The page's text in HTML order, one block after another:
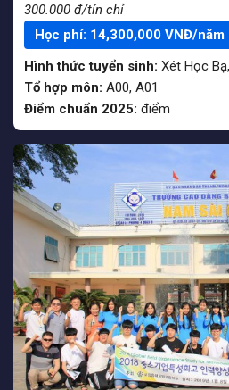
300.000 đ/tín chỉ
Học phí: 14,300,000 VNĐ/năm
Hình thức tuyển sinh: Xét Học Bạ,
Tổ hợp môn: A00, A01
Điểm chuẩn 2025: điểm